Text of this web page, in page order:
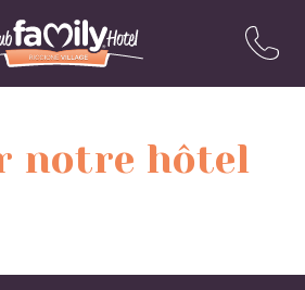
notre hôtel
et Aparthotel